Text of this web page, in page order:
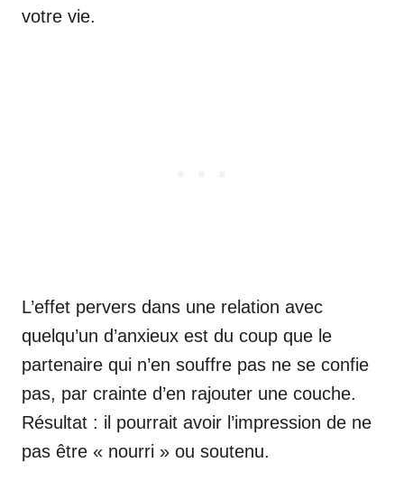
votre vie.
L’effet pervers dans une relation avec
quelqu’un d’anxieux est du coup que le
partenaire qui n’en souffre pas ne se confie
pas, par crainte d’en rajouter une couche.
Résultat : il pourrait avoir l’impression de ne
pas être « nourri » ou soutenu.